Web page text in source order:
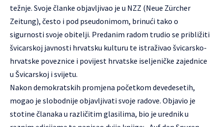
težnje. Svoje članke objavljivao je u NZZ (Neue Zürcher
Zeitung), često i pod pseudonimom, brinući tako o
sigurnosti svoje obitelji. Predanim radom trudio se približiti
švicarskoj javnosti hrvatsku kulturu te istraživao švicarsko-
hrvatske poveznice i povijest hrvatske iseljeničke zajednice
u Švicarskoj i svijetu.
Nakon demokratskih promjena početkom devedesetih,
mogao je slobodnije objavljivati svoje radove. Objavio je
stotine članaka u različitim glasilima, bio je urednik u